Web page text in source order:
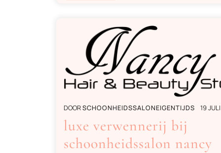
DOORSCHOONHEIDSSALONEIGENTIJDS 19
luxe verwennerij bij
schoonheidssalon nancy